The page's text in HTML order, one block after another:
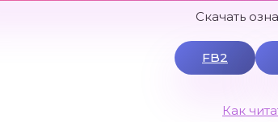
Скачать
FB2
Как